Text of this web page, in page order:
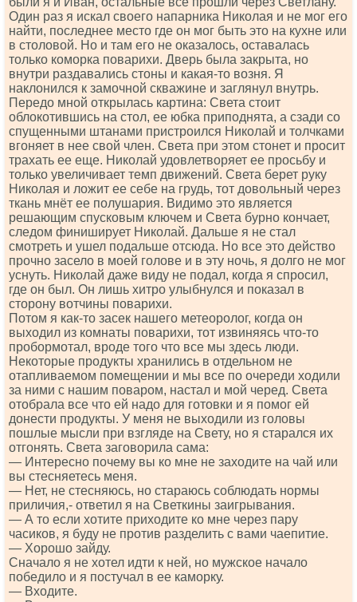
Один раз я искал своего напарника Николая и не мог его
найти, последнее место где он мог быть это на кухне или
в столовой. Но и там его не оказалось, оставалась
только коморка поварихи. Дверь была закрыта, но
внутри раздавались стоны и какая-то возня. Я
наклонился к замочной скважине и заглянул внутрь.
Передо мной открылась картина: Света стоит
облокотившись на стол, ее юбка приподнята, а сзади со
спущенными штанами пристроился Николай и толчками
вгоняет в нее свой член. Света при этом стонет и просит
трахать ее еще. Николай удовлетворяет ее просьбу и
только увеличивает темп движений. Света берет руку
Николая и ложит ее себе на грудь, тот довольный через
ткань мнёт ее полушария. Видимо это является
решающим спусковым ключем и Света бурно кончает,
следом финиширует Николай. Дальше я не стал
смотреть и ушел подальше отсюда. Но все это действо
прочно засело в моей голове и в эту ночь, я долго не мог
уснуть. Николай даже виду не подал, когда я спросил,
где он был. Он лишь хитро улыбнулся и показал в
сторону вотчины поварихи.
Потом я как-то засек нашего метеоролог, когда он
выходил из комнаты поварихи, тот извиняясь что-то
пробормотал, вроде того что все мы здесь люди.
Некоторые продукты хранились в отдельном не
отапливаемом помещении и мы все по очереди ходили
за ними с нашим поваром, настал и мой черед. Света
отобрала все что ей надо для готовки и я помог ей
донести продукты. У меня не выходили из головы
пошлые мысли при взгляде на Свету, но я старался их
отгонять. Света заговорила сама:
— Интересно почему вы ко мне не заходите на чай или
вы стесняетесь меня.
— Нет, не стесняюсь, но стараюсь соблюдать нормы
приличия,- ответил я на Светкины заигрывания.
— А то если хотите приходите ко мне через пару
часиков, я буду не против разделить с вами чаепитие.
— Хорошо зайду.
Сначало я не хотел идти к ней, но мужское начало
победило и я постучал в ее каморку.
— Входите.